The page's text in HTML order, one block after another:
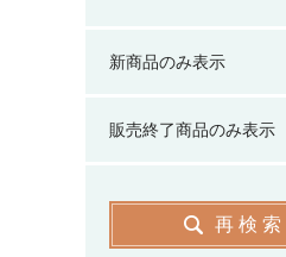
新商品のみ表示
販売終了商品のみ表示
再検索